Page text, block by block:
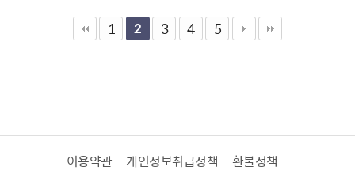
1 2 3 4 5
이용약관 개인정보취급정책 환불정책